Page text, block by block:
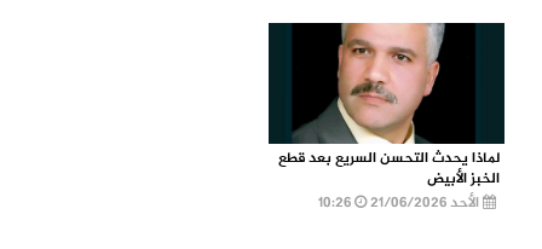
لماذا يحدث التحسن السريع بعد قطع
الخبز الأبيض
الأحد 21/06/2026